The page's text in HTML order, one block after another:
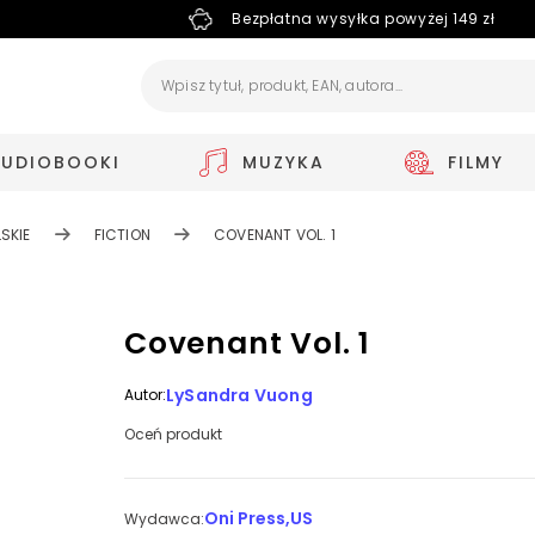
Bezpłatna wysyłka powyżej 149 zł
MUZYKA FILMY
FICTION COVENANT VOL. 1
Covenant Vol. 1
Autor:LySandra Vuong
Oceń produkt
Wydawca:Oni Press,US